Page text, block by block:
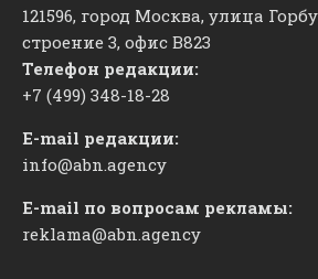
121596, город Москва, улица
строение 3, офис ​В823
Телефон редакции:
+7 (499) 348-18-28
E-mail редакции:
info@abn.agency
E-mail по вопросам рекламы:
reklama@abn.agency